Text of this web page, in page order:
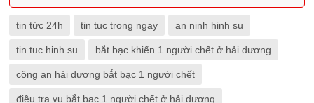
tin tức 24h tin tuc trong ngay an ninh hinh su
tin tuc hinh su bắt bạc khiến 1 người chết ở hải dương
công an hải dương bắt bạc 1 người chết
điều tra vụ bắt bạc 1 người chết ở hải dương